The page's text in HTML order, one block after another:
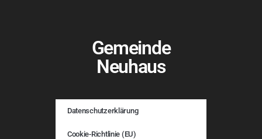
Gemeinde
Neuhaus
Datenschutzerklärung
Cookie-Richtlinie (EU)